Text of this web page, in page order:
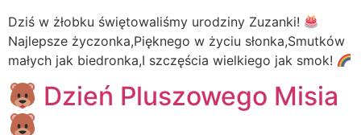
Dziś w żłobku świętowaliśmy urodziny Zuzanki!
Najlepsze życzonka,Pięknego w życiu słonka,Smutków
małych jak biedronka,I szczęścia wielkiego jak smok!
Dzień Pluszowego Misia